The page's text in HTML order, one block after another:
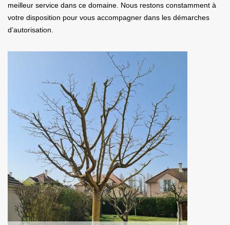
meilleur service dans ce domaine. Nous restons constamment à
votre disposition pour vous accompagner dans les démarches
d’autorisation.